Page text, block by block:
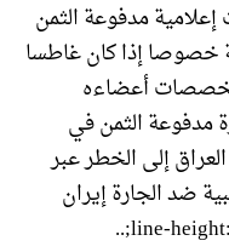
مدفوعة الثمن
خصوصا إذا كان غاطسا
أعضاءه
مدفوعة الثمن في
إلى الخطر عبر
ضد الجارة إيران